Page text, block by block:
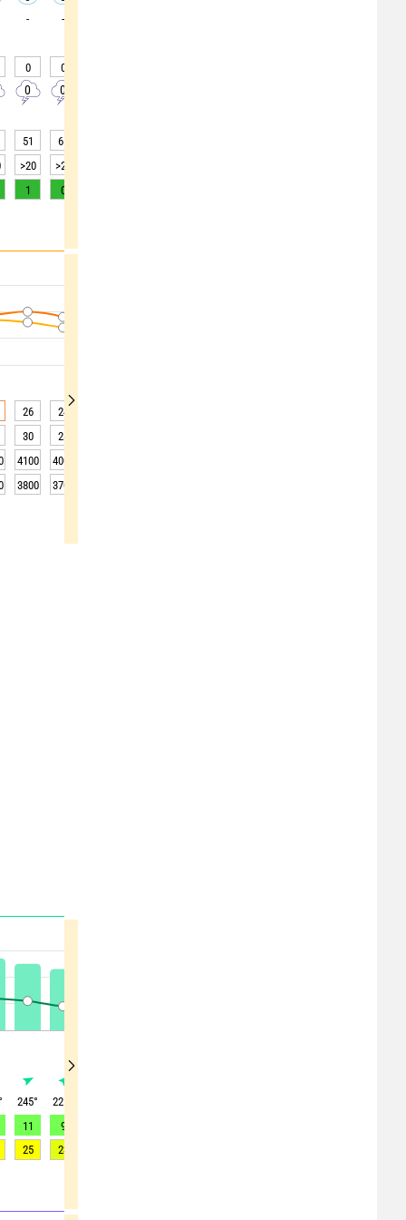
- -
0 0
0 0
51 61
>20 >20
1 0
26 24
30 28
4100 4000
3800 3700
245° 225
11 9
25 23